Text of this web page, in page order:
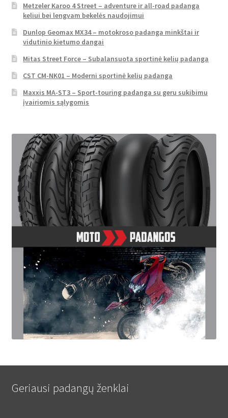
Metzeler Karoo 4 Street – adventure ir all-road padanga
keliui bei lengvam bekelės naudojimui
Dunlop Geomax MX34 – motokroso padanga minkštai ir
vidutinio kietumo dangai
Mitas Street Force – Subalansuota sportinė kelių padanga
CST CM-NK01 – Moderni sportinė kelių padanga
Maxxis MA-ST3 – Sport-touring padanga su geru sukibimu
įvairiomis sąlygomis
Geriausi padangų ženklai